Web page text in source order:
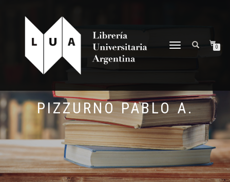
NAVEGACIÓN
0
PIZZURNO PABLO A.